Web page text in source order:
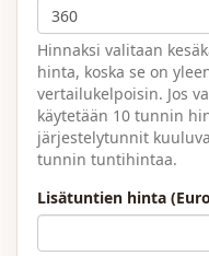
Hinnaksi valitaan
hinta, koska se on
vertailukelpoisin. Jos
käytetään 10 tunnin
järjestelytunnit
tunnin tuntihintaa.
Lisätuntien hinta